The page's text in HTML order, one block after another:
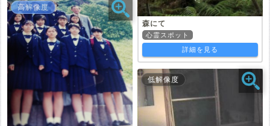
高解像度
森にて
心霊スポット
詳細を見る
低解像度